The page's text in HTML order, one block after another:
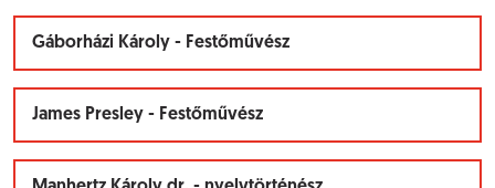
Gáborházi Károly - Festőművész
James Presley - Festőművész